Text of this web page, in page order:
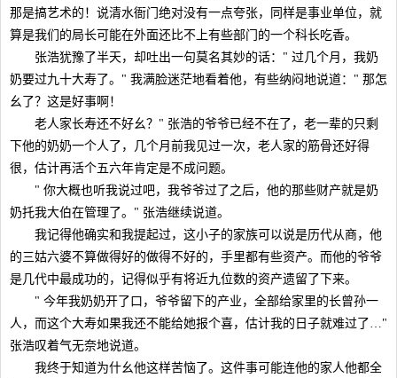
那是搞艺术的！说清水衙门绝对没有一点夸张，同样是事业单位，就
算是我们的局长可能在外面还比不上有些部门的一个科长吃香。
张浩犹豫了半天，却吐出一句莫名其妙的话：" 过几个月，我奶
奶要过九十大寿了。" 我满脸迷茫地看着他，有些纳闷地说道：" 那怎
幺了？这是好事啊！
老人家长寿还不好幺？" 张浩的爷爷已经不在了，老一辈的只剩
下他的奶奶一个人了，几个月前我见过一次，老人家的筋骨还好得
很，估计再活个五六年肯定是不成问题。
" 你大概也听我说过吧，我爷爷过了之后，他的那些财产就是奶
奶托我大伯在管理了。" 张浩继续说道。
我记得他确实和我提起过，这小子的家族可以说是历代从商，他
的三姑六婆不算做得好的做得不好的，手里都有些资产。而他的爷爷
是几代中最成功的，记得似乎有将近九位数的资产遗留了下来。
" 今年我奶奶开了口，爷爷留下的产业，全部给家里的长曾孙一
人，而这个大寿如果我还不能给她报个喜，估计我的日子就难过了…"
张浩叹着气无奈地说道。
我终于知道为什幺他这样苦恼了。这件事可能连他的家人他都全